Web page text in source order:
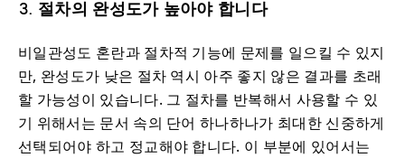
3. 절차의 완성도가 높아야 합니다
비일관성도 혼란과 절차적 기능에 문제를 일으킬 수 있지
만, 완성도가 낮은 절차 역시 아주 좋지 않은 결과를 초래
할 가능성이 있습니다. 그 절차를 반복해서 사용할 수 있
기 위해서는 문서 속의 단어 하나하나가 최대한 신중하게
선택되어야 하고 정교해야 합니다. 이 부분에 있어서는